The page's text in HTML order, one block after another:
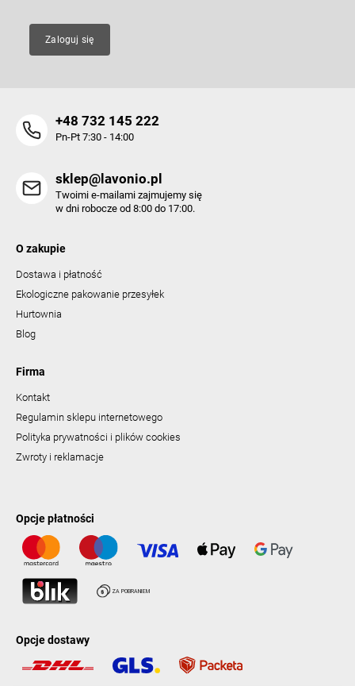
Zaloguj się
+48 732 145 222
Pn-Pt 7:30 - 14:00
sklep@lavonio.pl
Twoimi e-mailami zajmujemy się
w dni robocze od 8:00 do 17:00.
O zakupie
Dostawa i płatność
Ekologiczne pakowanie przesyłek
Hurtownia
Blog
Firma
Kontakt
Regulamin sklepu internetowego
Polityka prywatności i plików cookies
Zwroty i reklamacje
Opcje płatności
Opcje dostawy